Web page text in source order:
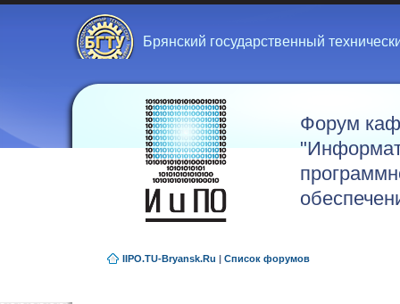
Брянский государственный
Форум
IIPO.TU-Bryansk.Ru | Список форумов